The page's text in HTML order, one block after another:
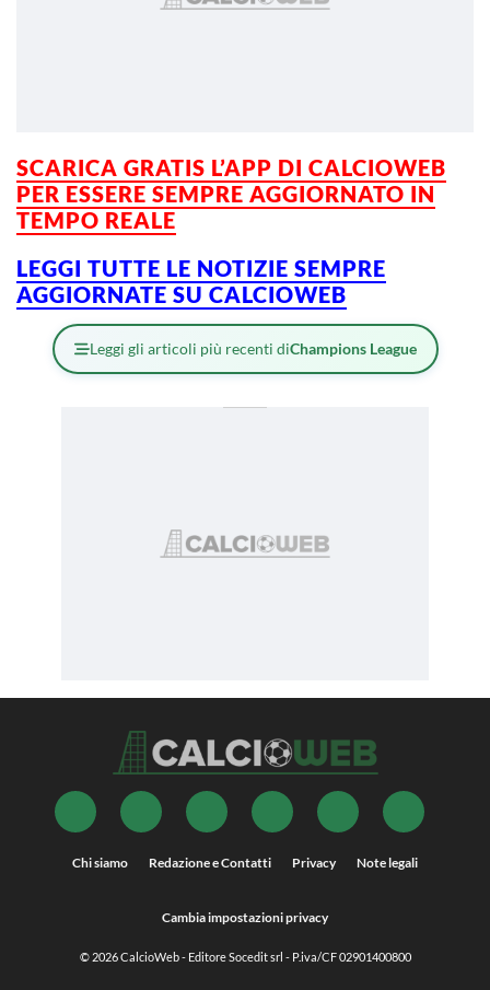
SCARICA GRATIS L’APP DI CALCIOWEB
PER ESSERE SEMPRE AGGIORNATO IN
TEMPO REALE
LEGGI TUTTE LE NOTIZIE SEMPRE
AGGIORNATE SU CALCIOWEB
Leggi gli articoli più recenti diChampions League
Chi siamo Redazione e Contatti Privacy Note legali
Cambia impostazioni privacy
© 2026CalcioWeb- Editore Socedit srl - P.iva/CF 02901400800